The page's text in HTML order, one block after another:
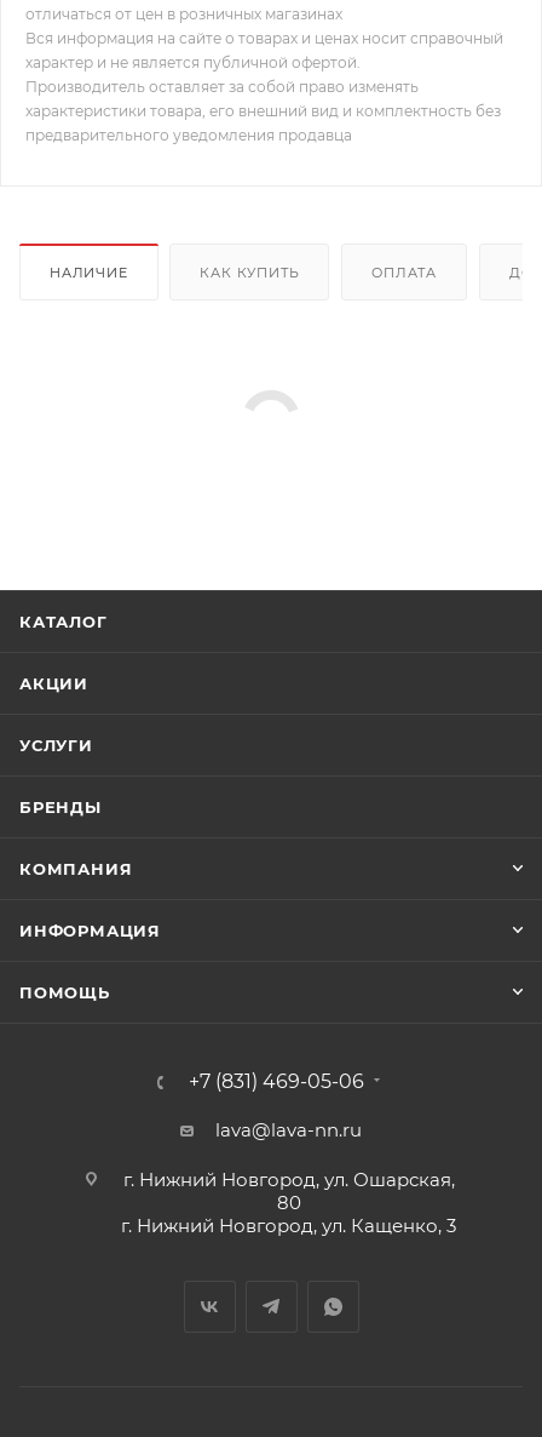
отличаться от цен в розничных магазинах
Вся информация на сайте о товарах и ценах носит справочный
характер и не является публичной офертой.
Производитель оставляет за собой право изменять
характеристики товара, его внешний вид и комплектность без
предварительного уведомления продавца
НАЛИЧИЕ КАК КУПИТЬ ОПЛАТА
КАТАЛОГ
АКЦИИ
УСЛУГИ
БРЕНДЫ
КОМПАНИЯ
ИНФОРМАЦИЯ
ПОМОЩЬ
+7 (831) 469-05-06
lava@lava-nn.ru
г. Нижний Новгород, ул. Ошарская,
80
г. Нижний Новгород, ул. Кащенко, 3